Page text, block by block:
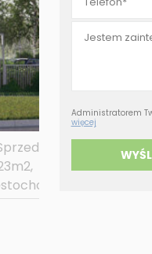
Administratorem
więcej